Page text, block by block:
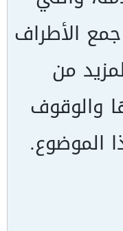
الأطراف
من
والوقوف
الموضوع.